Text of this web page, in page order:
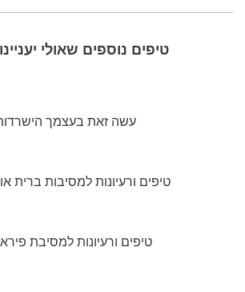
טיפים נוספים שאולי
עשה זאת בעצמך
טיפים ורעיונות למסיבות ברית
טיפים ורעיונות למסיבת